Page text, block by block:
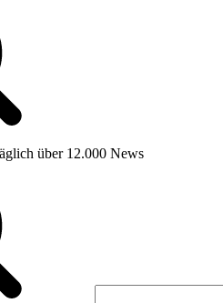
über 12.000 News